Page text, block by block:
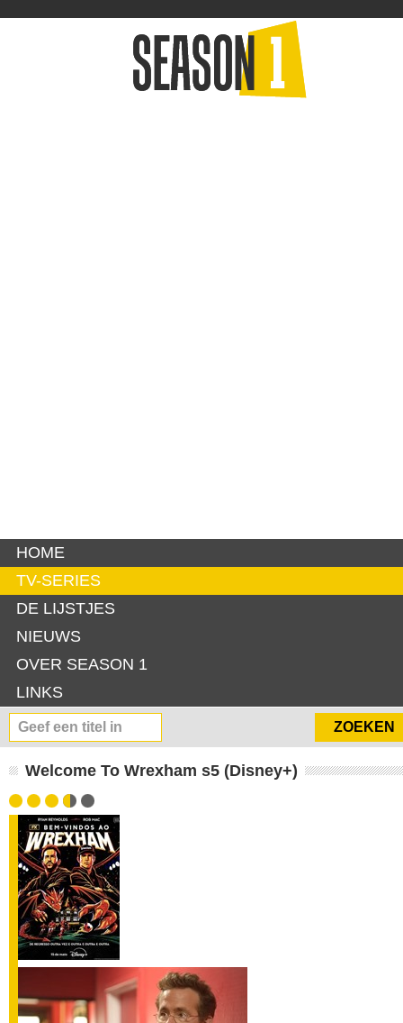
HOME
TV-SERIES
DE LIJSTJES
NIEUWS
OVER SEASON 1
LINKS
Welcome To Wrexham s5 (Disney+)